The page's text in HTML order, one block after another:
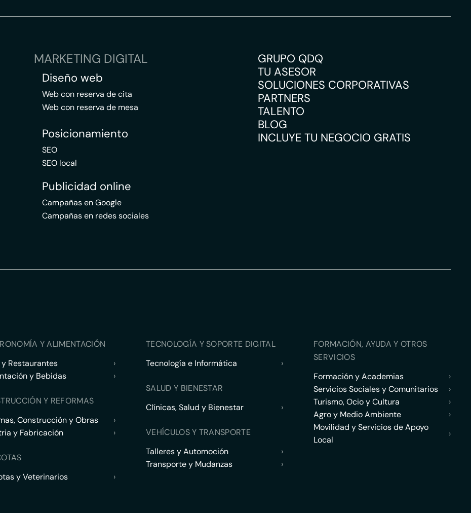
MARKETING DIGITAL
Diseño web
Web con reserva de cita
Web con reserva de mesa
Posicionamiento
SEO
SEO local
Publicidad online
Campañas en Google
Campañas en redes sociales
GRUPO QDQ
TU ASESOR
SOLUCIONES CORPORATIVAS
PARTNERS
TALENTO
BLOG
INCLUYE TU NEGOCIO GRATIS
Y ALIMENTACIÓN
y Restaurantes
›
y Bebidas
›
Y REFORMAS
Construcción y Obras
›
y Fabricación
›
y Veterinarios
›
TECNOLOGÍA Y SOPORTE DIGITAL
Tecnología e Informática
›
SALUD Y BIENESTAR
Clínicas, Salud y Bienestar
›
VEHÍCULOS Y TRANSPORTE
Talleres y Automoción
›
Transporte y Mudanzas
›
FORMACIÓN, AYUDA Y OTROS
SERVICIOS
Formación y Academias
›
Servicios Sociales y Comunitarios
›
Turismo, Ocio y Cultura
›
Agro y Medio Ambiente
›
Movilidad y Servicios de Apoyo
Local
›